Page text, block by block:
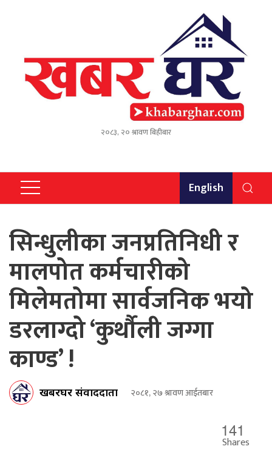
२०८३, २० श्रावण बिहीबार
English
सिन्धुलीका जनप्रतिनिधी र
मालपोत कर्मचारीको
मिलेमतोमा सार्वजनिक भयो
डरलाग्दो ‘कुर्थौली जग्गा
काण्ड’ !
खबरघर संवाददाता २०८१, २७ श्रावण आईतबार
141
Shares